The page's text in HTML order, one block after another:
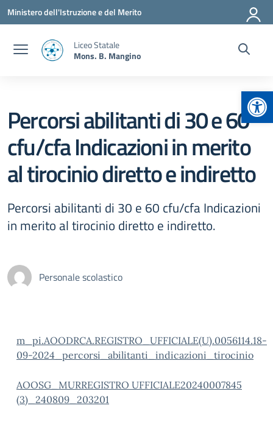
Vai ai contenuti
Vai al menu di navigazione
Vai al footer
Ministero dell'Istruzione e del Merito
Liceo Statale
Mons. B. Mangino
Percorsi abilitanti di 30 e 60
cfu/cfa Indicazioni in merito
al tirocinio diretto e indiretto
Percorsi abilitanti di 30 e 60 cfu/cfa Indicazioni
in merito al tirocinio diretto e indiretto.
Personale scolastico
m_pi.AOODRCA.REGISTRO_UFFICIALE(U).0056114.18-
09-2024_percorsi_abilitanti_indicazioni_tirocinio
AOOSG_MURREGISTRO UFFICIALE20240007845
(3)_240809_203201